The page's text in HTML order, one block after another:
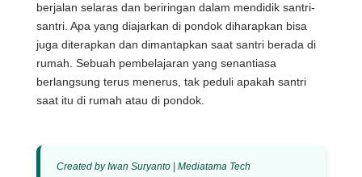
berjalan selaras dan beriringan dalam mendidik santri-
santri. Apa yang diajarkan di pondok diharapkan bisa
juga diterapkan dan dimantapkan saat santri berada di
rumah. Sebuah pembelajaran yang senantiasa
berlangsung terus menerus, tak peduli apakah santri
saat itu di rumah atau di pondok.
Created by Iwan Suryanto | Mediatama Tech